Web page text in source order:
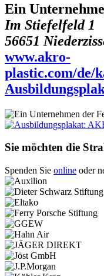
Ein
Im Stiefelfeld 1
56651
www.akro-
plastic.com/de/
Sie möchten die
Spenden Sie online oder